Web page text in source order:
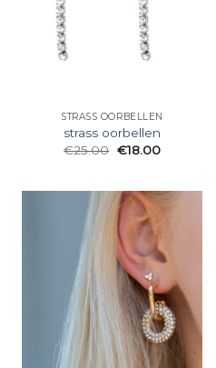
STRASS OORBELLEN
strass oorbellen
€25.00 €18.00